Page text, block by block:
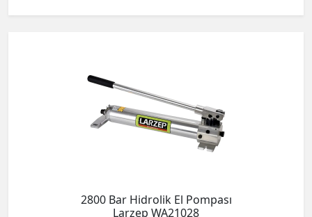
2800 Bar Hidrolik El Pompası
Larzep WA21028